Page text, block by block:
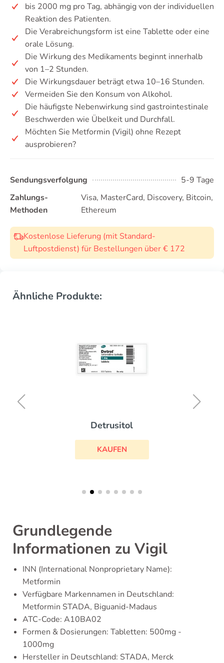
bis 2000 mg pro Tag, abhängig von der individuellen
Reaktion des Patienten.
Die Verabreichungsform ist eine Tablette oder eine
orale Lösung.
Die Wirkung des Medikaments beginnt innerhalb
von 1–2 Stunden.
Die Wirkungsdauer beträgt etwa 10–16 Stunden.
Vermeiden Sie den Konsum von Alkohol.
Die häufigste Nebenwirkung sind gastrointestinale
Beschwerden wie Übelkeit und Durchfall.
Möchten Sie Metformin (Vigil) ohne Rezept
ausprobieren?
Sendungsverfolgung
5-9 Tage
Zahlungs-
Methoden
Visa, MasterCard, Discovery, Bitcoin,
Ethereum
Kostenlose Lieferung (mit Standard-
Luftpostdienst) für Bestellungen über € 172
Ähnliche Produkte:
Detrusitol
KAUFEN
Grundlegende
Informationen zu Vigil
INN (International Nonproprietary Name):
Metformin
Verfügbare Markennamen in Deutschland:
Metformin STADA, Biguanid-Madaus
ATC-Code: A10BA02
Formen & Dosierungen: Tabletten: 500mg -
1000mg
Hersteller in Deutschland: STADA, Merck